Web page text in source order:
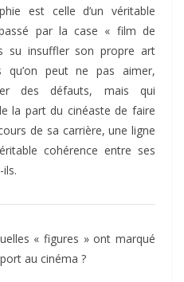
est celle d’un véritable
par la case « film de
su insuffler son propre art
peut ne pas aimer,
des défauts, mais qui
la part du cinéaste de faire
de sa carrière, une ligne
cohérence entre ses
« figures » ont marqué
au cinéma ?